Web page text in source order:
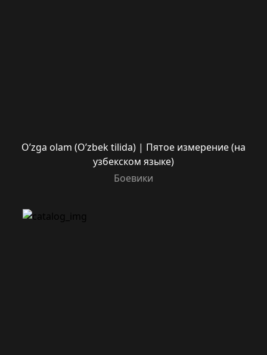
O’zga olam (O’zbek tilida) | Пятое измерение (на
узбекском языке)
Боевики